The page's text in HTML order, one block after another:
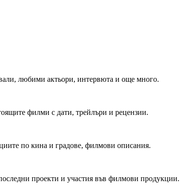
любими актьори, интервюта и още много.
филми с дати, трейлъри и рецензии.
по кина и градове, филмови описания.
проекти и участия във филмови продукции.